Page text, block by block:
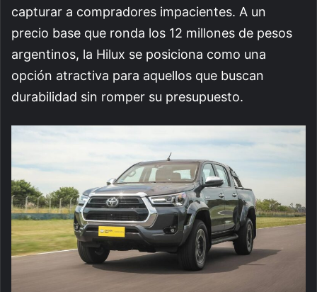
capturar a compradores impacientes. A un
precio base que ronda los 12 millones de pesos
argentinos, la Hilux se posiciona como una
opción atractiva para aquellos que buscan
durabilidad sin romper su presupuesto.